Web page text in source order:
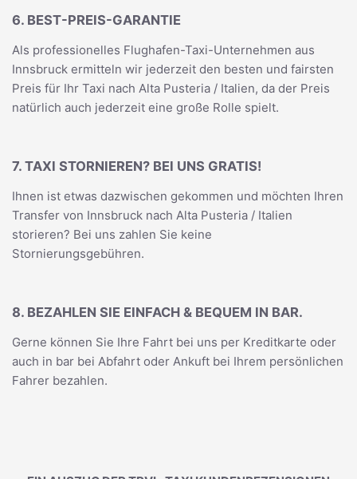
6. BEST-PREIS-GARANTIE
Als professionelles Flughafen-Taxi-Unternehmen aus
Innsbruck ermitteln wir jederzeit den besten und fairsten
Preis für Ihr Taxi nach Alta Pusteria / Italien, da der Preis
natürlich auch jederzeit eine große Rolle spielt.
7. TAXI STORNIEREN? BEI UNS GRATIS!
Ihnen ist etwas dazwischen gekommen und möchten Ihren
Transfer von Innsbruck nach Alta Pusteria / Italien
storieren? Bei uns zahlen Sie keine
Stornierungsgebühren.
8. BEZAHLEN SIE EINFACH & BEQUEM IN BAR.
Gerne können Sie Ihre Fahrt bei uns per Kreditkarte oder
auch in bar bei Abfahrt oder Ankuft bei Ihrem persönlichen
Fahrer bezahlen.